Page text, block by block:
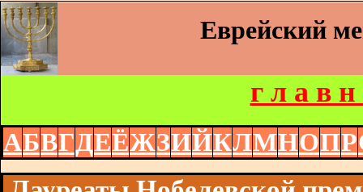
Еврейский
г л а в н
АБВГДЕЁЖЗИЙКЛМНОПР